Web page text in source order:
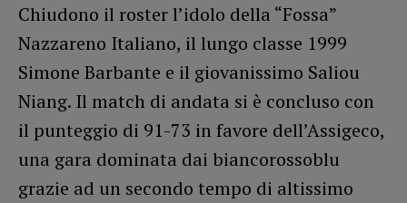
Chiudono il roster l’idolo della “Fossa”
Nazzareno Italiano, il lungo classe 1999
Simone Barbante e il giovanissimo Saliou
Niang. Il match di andata si è concluso con
il punteggio di 91-73 in favore dell’Assigeco,
una gara dominata dai biancorossoblu
grazie ad un secondo tempo di altissimo